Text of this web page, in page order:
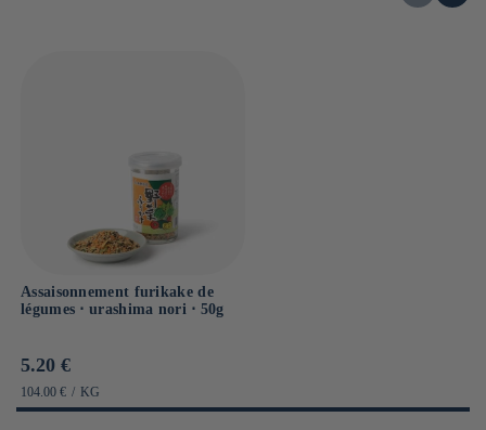
Assaisonnement furikake de
légumes ⋅ urashima nori ⋅ 50g
Prix
habituel
5.20 €
PRIX
UNITAIRE
104.00 € / PAR
KG